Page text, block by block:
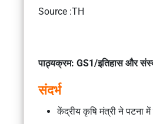
Source :TH
पाठ्यक्रम: GS1/इतिहास और
संदर्भ
केंद्रीय कृषि मंत्री ने पटना में